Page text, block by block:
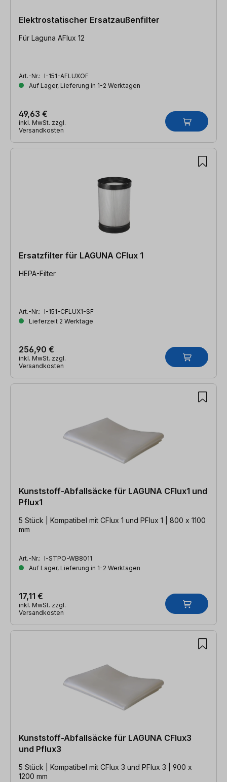
Elektrostatischer Ersatzaußenfilter
Für Laguna AFlux 12
Art.-Nr.: I-151-AFLUXOF
Auf Lager, Lieferung in 1-2 Werktagen
49,63 €
inkl. MwSt. zzgl.
Versandkosten
Ersatzfilter für LAGUNA CFlux 1
HEPA-Filter
Art.-Nr.: I-151-CFLUX1-SF
Lieferzeit 2 Werktage
256,90 €
inkl. MwSt. zzgl.
Versandkosten
Kunststoff-Abfallsäcke für LAGUNA CFlux1 und
Pflux1
5 Stück | Kompatibel mit CFlux 1 und PFlux 1 | 800 x 1100
mm
Art.-Nr.: I-STPO-WB8011
Auf Lager, Lieferung in 1-2 Werktagen
17,11 €
inkl. MwSt. zzgl.
Versandkosten
Kunststoff-Abfallsäcke für LAGUNA CFlux3
und Pflux3
5 Stück | Kompatibel mit CFlux 3 und PFlux 3 | 900 x
1200 mm